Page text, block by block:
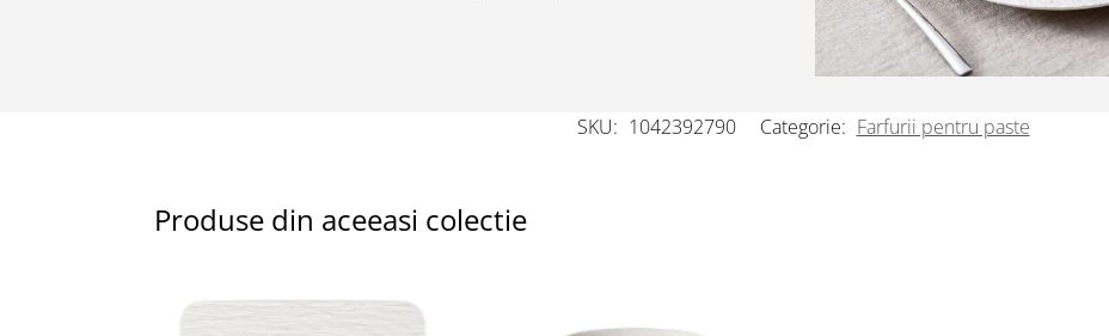
SKU: 1042392790 Categorie: Farfurii pentru paste
Produse din aceeasi colectie